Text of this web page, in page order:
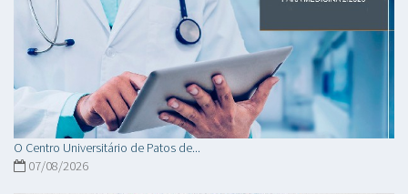
O Centro Universitário de Patos de...
07/08/2026